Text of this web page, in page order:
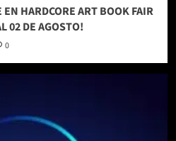
HARDCORE ART BOOK FAIR
02 DE AGOSTO!
0